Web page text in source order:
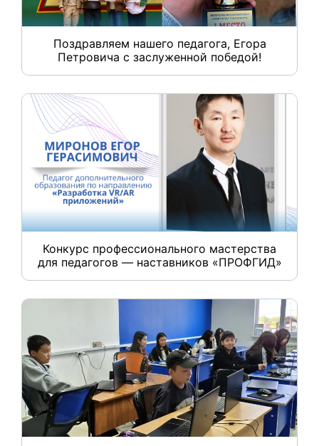
Поздравляем нашего педагога, Егора
Петровича с заслуженной победой!
Конкурс профессионального мастерства
для педагогов — наставников «ПРОФГИД»